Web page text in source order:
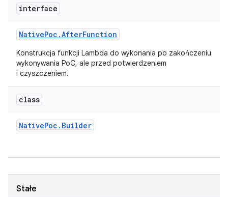
interface
NativePoc .AfterFunction
Konstrukcja funkcji Lambda do wykonania po zakończeniu
wykonywania PoC, ale przed potwierdzeniem
i czyszczeniem.
class
NativePoc . Builder
Stałe